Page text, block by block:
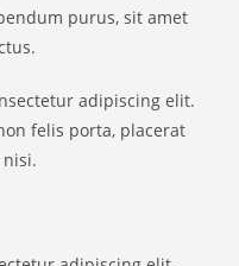
purus, sit amet
adipiscing elit.
felis porta, placerat